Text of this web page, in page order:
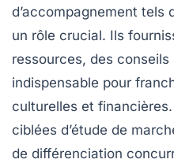
d’accompagnement tels
un rôle crucial. Ils
ressources, des
indispensable pour
culturelles et
ciblées d’étude de
de différenciation